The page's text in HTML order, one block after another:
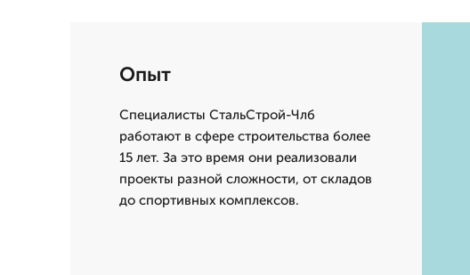
Опыт
Специалисты СтальСтрой-Члб
работают в сфере строительства более
15 лет. За это время они реализовали
проекты разной сложности, от складов
до спортивных комплексов.